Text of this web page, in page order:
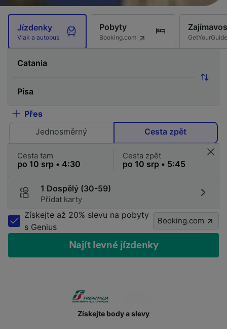
Jízdenky
Vlak a autobus
Pobyty
Booking.com GetYourGuide
Přes
Jednosměrný
Cesta zpět
Cesta tam Cesta zpět
1 Dospělý (30-59)
Přidat karty
Získejte až 20% slevu na pobyty
s Genius
Booking.com
Najít levné jízdenky
Získejte body a slevy